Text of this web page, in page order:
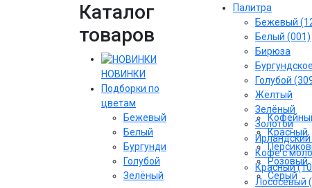
Каталог
товаров
НОВИНКИ
Подборки по
цветам
Бежевый
Белый
Бургунди
Голубой
Зелёный
Красный
Розовый
Серый
Палитра
Бежевый
Белый (001)
Бирюза
Голубой
Жёлтый
Зелёный
Золотой
Кофе с
Красный
Лососёвый